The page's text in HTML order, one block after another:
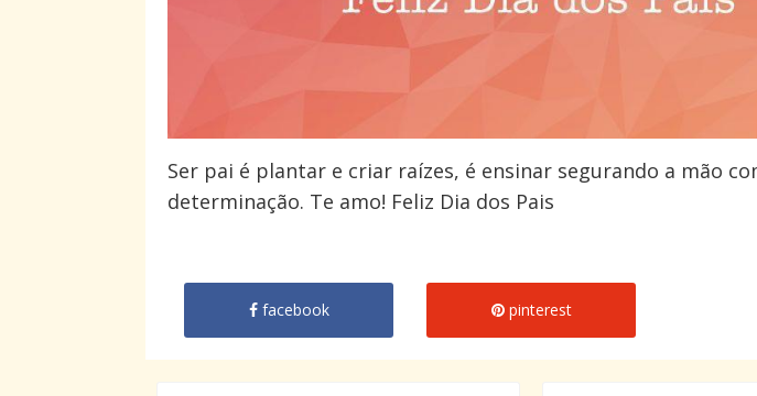
Ser pai é plantar e criar raízes, é ensinar segurando a mão
determinação. Te amo! Feliz Dia dos Pais
facebook pinterest